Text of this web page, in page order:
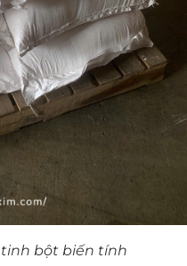
tinh bột biến tính